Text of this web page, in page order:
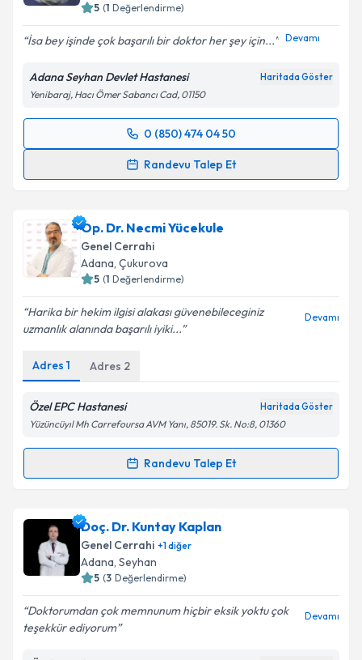
5 (1 Değerlendirme)
İsa bey işinde çok başarılı bir doktor her şey için... Devamı
Adana Seyhan Devlet Hastanesi Haritada Göster
Yenibaraj, Hacı Ömer Sabancı Cad, 01150
0 (850) 474 04 50
Randevu Talep Et
Randevu Takvimi Talebi
için bir takvim hazırlandığında e-posta ile
bilgilendireceğiz.
E-posta Adresiniz
Metni 'ni okudum ve kişisel verilerimin belirtilen
Op. Dr. Necmi Yücekule
Genel Cerrahi
Adana, Çukurova
5 (1 Değerlendirme)
Harika bir hekim ilgisi alakası güvenebileceginiz
uzmanlık alanında başarılı iyiki...
Devamı
Adres 1 Adres 2
Özel EPC Hastanesi Haritada Göster
Yüzüncüyıl Mh Carrefoursa AVM Yanı, 85019. Sk. No:8, 01360
Randevu Talep Et
Randevu Takvimi Talebi
Op. Dr. Necmi Yücekuleiçin randevu takvimi talebi
oluşturun. Size bu uzmandan randevu almanız için bir
takvim hazırlandığında e-posta ile bilgilendireceğiz.
Doç. Dr. Kuntay Kaplan
Genel Cerrahi +1diğer
Adana, Seyhan
5 (3 Değerlendirme)
Doktorumdan çok memnunum hiçbir eksik yoktu çok
teşekkür ediyorum
Devamı